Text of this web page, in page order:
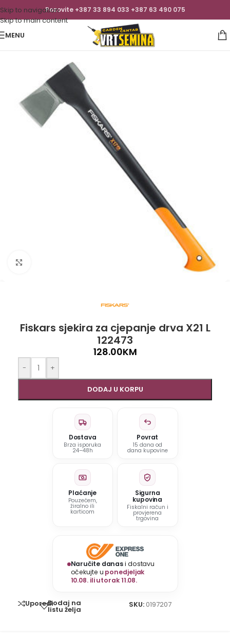
Skip to navigation
Skip to main content
Pozovite +387 33 894 033 +387 63 490 075
MENU
Fiskars sjekira za cjepanje drva X21 L
122473
128.00KM
- +
DODAJ U KORPU
Dostava
Brza isporuka
24–48h
Povrat
15 dana od
dana kupovine
Plaćanje
Pouzećem,
žiralno ili
karticom
Sigurna
kupovina
Fiskalni račun i
provjerena
trgovina
Naručite danasi dostavu
očekujte u ponedjeljak
10.08. ili utorak 11.08.
UporediDodaj na
listu želja
SKU: 0197207